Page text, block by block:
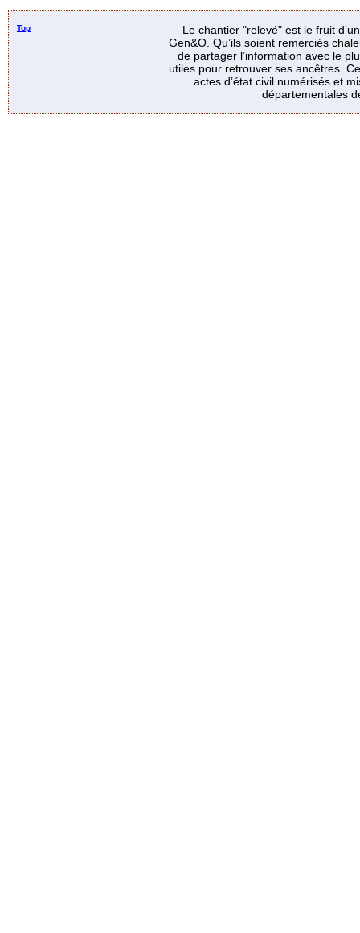
Top
Le chantier "relevé" est le fruit
Gen&O. Qu’ils soient remerciés
de partager l’information avec le
utiles pour retrouver ses ancêtres.
actes d’état civil numérisés et
départementales